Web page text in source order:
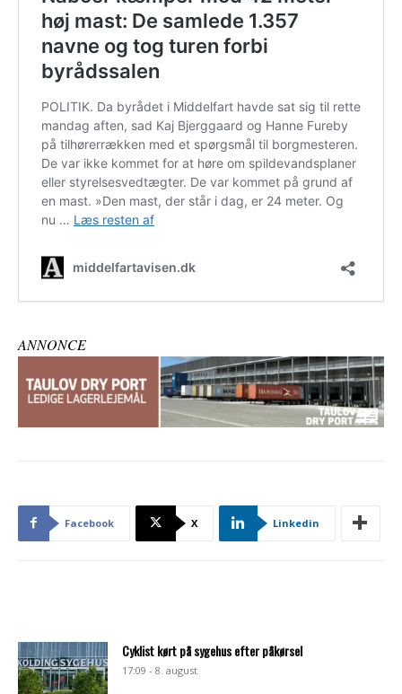
ANNONCE
Facebook X Linkedin
Cyklist kørt på sygehus efter påkørsel
17:09 - 8. august